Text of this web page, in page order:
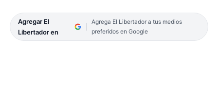
Agregar El
Libertador en
Agrega El Libertador a tus medios
preferidos en Google